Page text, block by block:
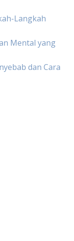
Langkah
Mental yang
dan Cara